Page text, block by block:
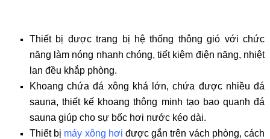
Thiết bị được trang bị hệ thống thông gió với chức
năng làm nóng nhanh chóng, tiết kiệm điện năng, nhiệt
lan đều khắp phòng.
Khoang chứa đá xông khá lớn, chứa được nhiều đá
sauna, thiết kế khoang thông minh tạo bao quanh đá
sauna giúp cho sự bốc hơi nước kéo dài.
Thiết bị máy xông hơi được gắn trên vách phòng, cách